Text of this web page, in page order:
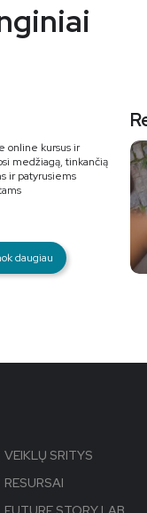
online kursus ir
medžiagą, tinkančią
ir patyrusiems
daugiau
VEIKLŲ SRITYS
RESURSAI